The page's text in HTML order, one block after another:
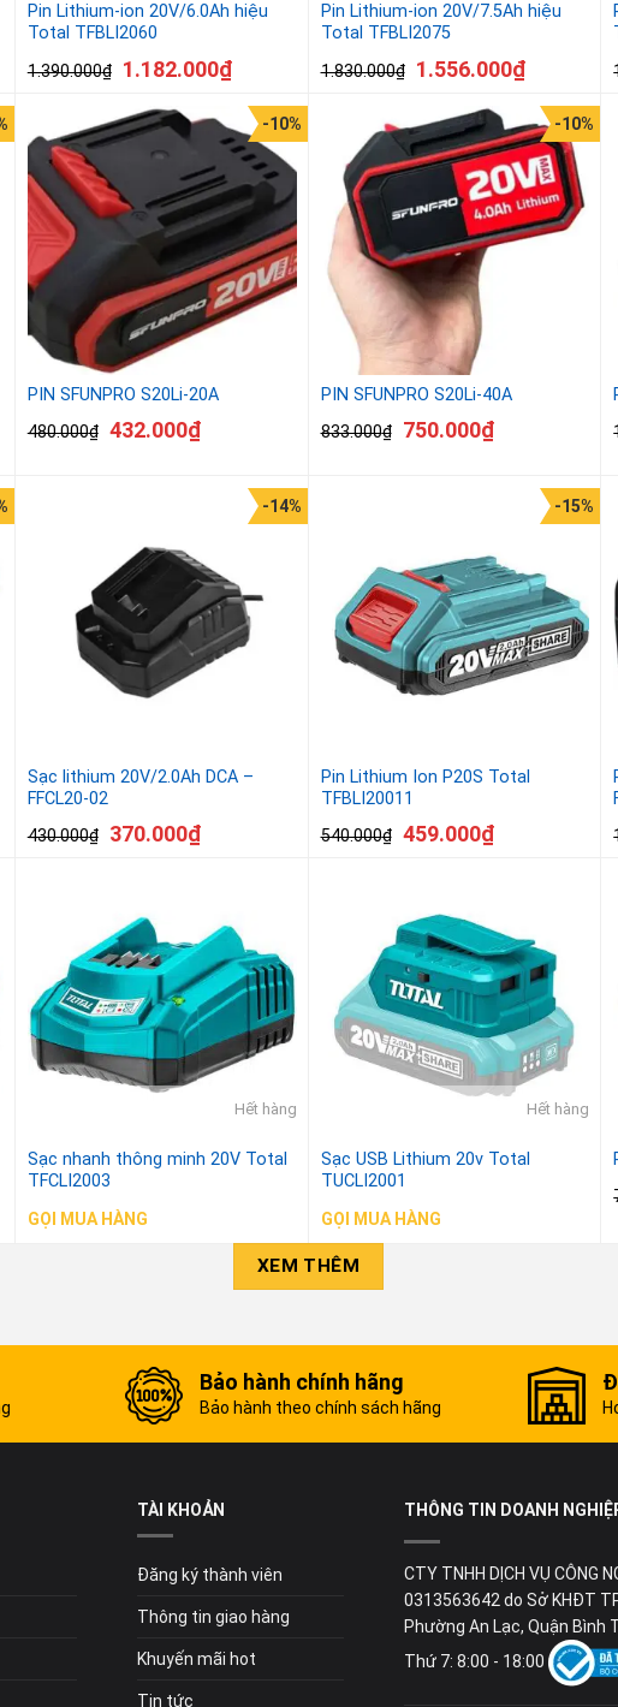
Pin Lithium-ion 20V/6.0Ah hiệu
Total TFBLI2060
1.390.000₫ 1.182.000₫
Pin Lithium-ion 20V/7.5Ah hiệu
Total TFBLI2075
1.830.000₫ 1.556.000₫
PIN SFUNPRO S20Li-20A
480.000₫
-10%
432.000₫
PIN SFUNPRO S20Li-40A
833.000₫
-10%
750.000₫
Sạc lithium 20V/2.0Ah DCA –
FFCL20-02
430.000₫
-14%
370.000₫
Pin Lithium Ion P20S Total
TFBLI20011
540.000₫
-15%
459.000₫
Hết hàng
Sạc nhanh thông minh 20V Total
TFCLI2003
GỌI MUA HÀNG
Hết hàng
Sạc USB Lithium 20v Total
TUCLI2001
GỌI MUA HÀNG
XEM THÊM
Bảo hành chính hãng
Bảo hành theo chính sách hãng
TÀI KHOẢN
Đăng ký thành viên
Thông tin giao hàng
Khuyến mãi hot
Tin tức
THÔNG TIN DOANH
CTY TNHH DỊCH VỤ CÔNG
0313563642 do Sở KHĐT
Phường An Lạc, Quận Bình
Thứ 7: 8:00 - 18:00